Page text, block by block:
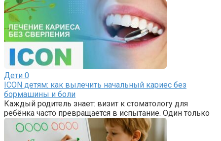
Дети 0
ICON детям: как вылечить начальный кариес без
бормашины и боли
Каждый родитель знает: визит к стоматологу для
ребёнка часто превращается в испытание. Один только